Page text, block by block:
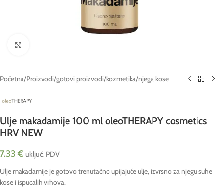
Početna/Proizvodi/gotovi proizvodi/kozmetika/njega kose
Ulje makadamije 100 ml oleoTHERAPY cosmetics
HRV NEW
7.33 € uključ. PDV
Ulje makadamije je gotovo trenutačno upijajuće ulje, izvrsno za njegu suhe
kose i ispucalih vrhova.